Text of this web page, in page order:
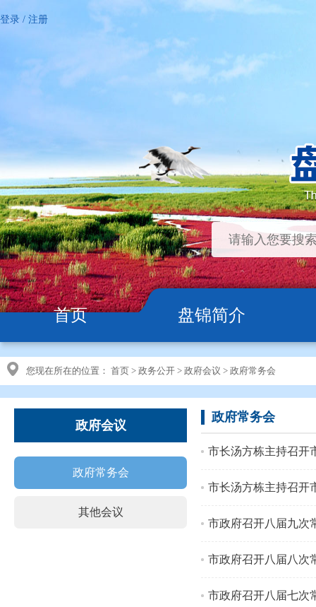
登录 / 注册
首页 盘锦简介
您现在所在的位置： 首页 > 政务公开 > 政府会议 > 政府常务会
政府会议
政府常务会
其他会议
政府常务会
市长汤方栋主持召开
市长汤方栋主持召开
市政府召开八届九次
市政府召开八届八次
市政府召开八届七次